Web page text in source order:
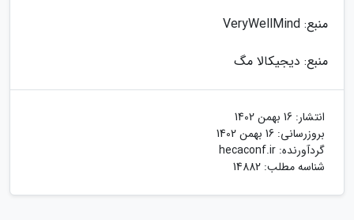
منبع: VeryWellMind
منبع: دیجیکالا مگ
انتشار: 16 بهمن 1402
بروزرسانی: 16 بهمن 1402
گردآورنده: hecaconf.ir
شناسه مطلب: 14882